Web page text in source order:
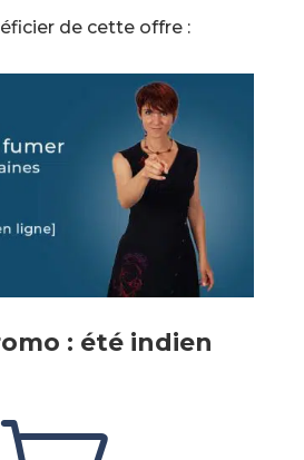
de cette offre :
: été indien